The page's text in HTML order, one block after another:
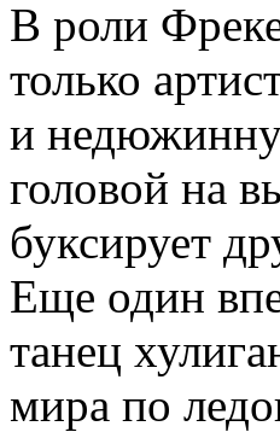
В роли
только
и
головой на
буксирует
Еще один
танец
мира по